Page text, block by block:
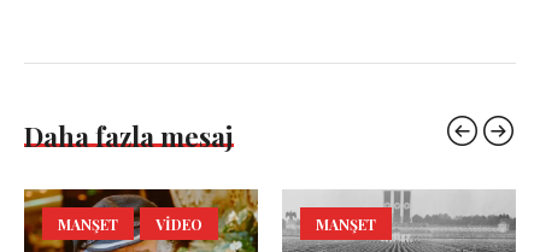
Daha fazla mesaj
MANŞET VIDEO MANŞET